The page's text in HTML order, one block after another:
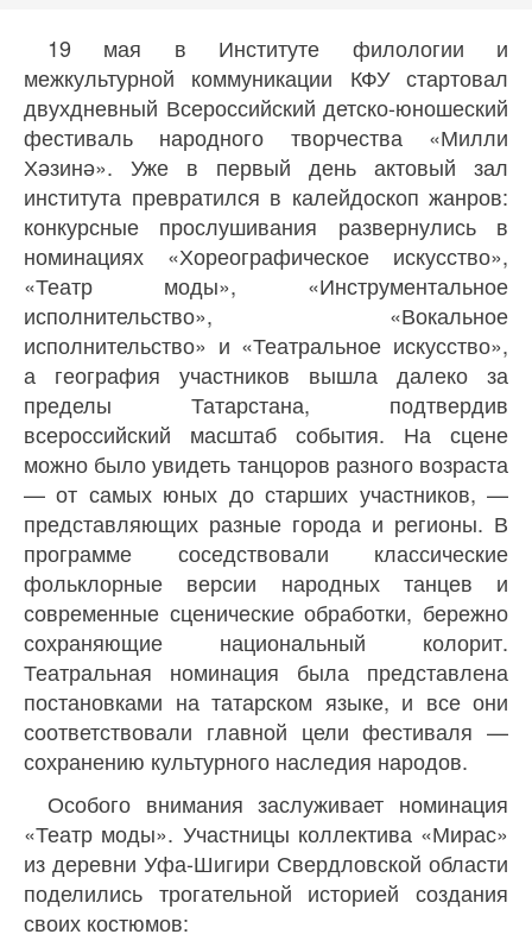
19 мая в Институте филологии и
межкультурной коммуникации КФУ стартовал
двухдневный Всероссийский детско-юношеский
фестиваль народного творчества «Милли
Хәзинә». Уже в первый день актовый зал
института превратился в калейдоскоп жанров:
конкурсные прослушивания развернулись в
номинациях «Хореографическое искусство»,
«Театр моды», «Инструментальное
исполнительство», «Вокальное
исполнительство» и «Театральное искусство»,
а география участников вышла далеко за
пределы Татарстана, подтвердив
всероссийский масштаб события. На сцене
можно было увидеть танцоров разного возраста
— от самых юных до старших участников, —
представляющих разные города и регионы. В
программе соседствовали классические
фольклорные версии народных танцев и
современные сценические обработки, бережно
сохраняющие национальный колорит.
Театральная номинация была представлена
постановками на татарском языке, и все они
соответствовали главной цели фестиваля —
сохранению культурного наследия народов.
Особого внимания заслуживает номинация
«Театр моды». Участницы коллектива «Мирас»
из деревни Уфа-Шигири Свердловской области
поделились трогательной историей создания
своих костюмов: